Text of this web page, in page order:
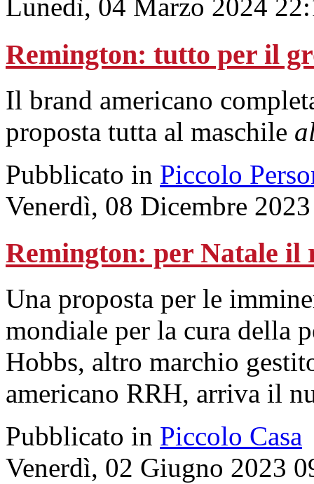
Lunedì, 04 Marzo 2024
Remington: tutto per il
Il brand americano
proposta tutta al maschile
Pubblicato in Piccolo
Venerdì, 08 Dicembre
Remington: per Natale il
Una proposta per le
mondiale per la cura della
Hobbs, altro marchio
americano RRH, arriva il
Pubblicato in Piccolo Casa
Venerdì, 02 Giugno 2023